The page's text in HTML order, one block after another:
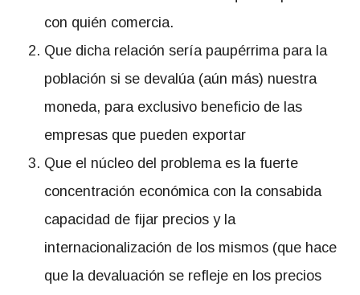
con quién comercia.
Que dicha relación sería paupérrima para la
población si se devalúa (aún más) nuestra
moneda, para exclusivo beneficio de las
empresas que pueden exportar
Que el núcleo del problema es la fuerte
concentración económica con la consabida
capacidad de fijar precios y la
internacionalización de los mismos (que hace
que la devaluación se refleje en los precios